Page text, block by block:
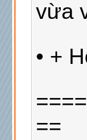
vừa
• +
==